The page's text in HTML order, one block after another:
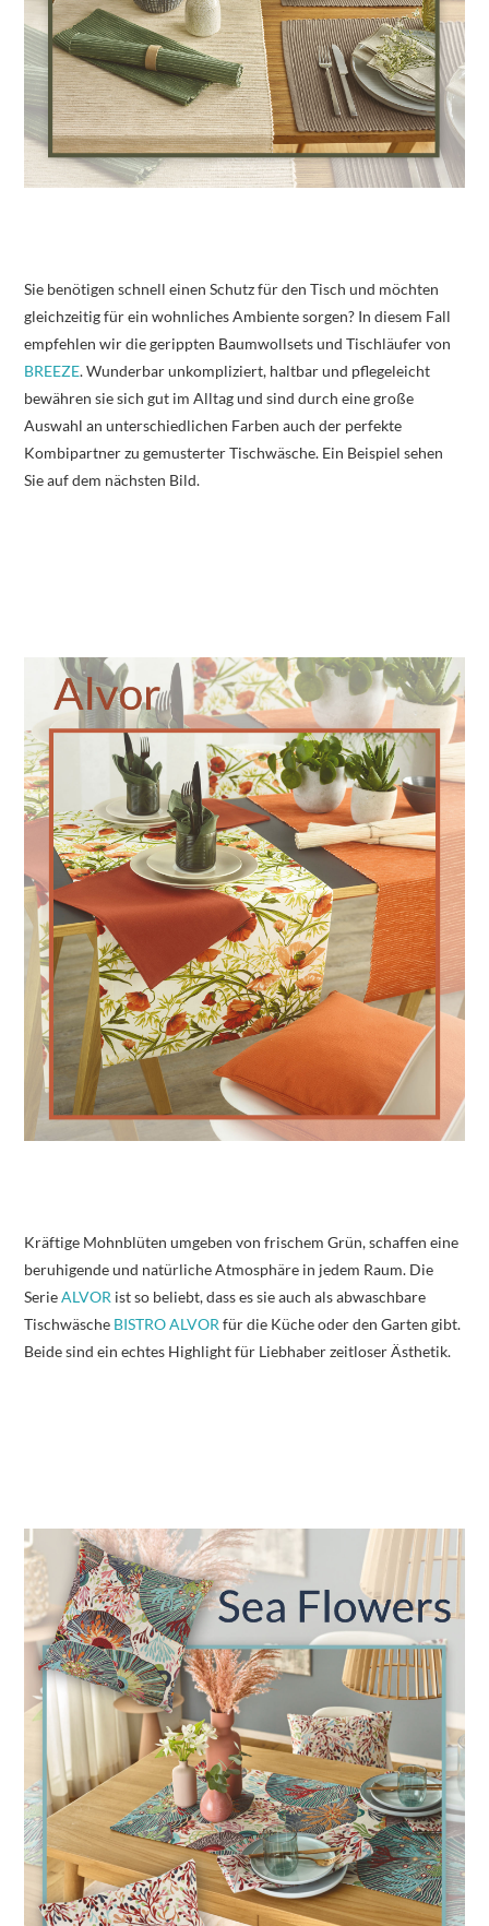
Sie benötigen schnell einen Schutz für den Tisch und möchten
gleichzeitig für ein wohnliches Ambiente sorgen? In diesem Fall
empfehlen wir die gerippten Baumwollsets und Tischläufer von
BREEZE. Wunderbar unkompliziert, haltbar und pflegeleicht
bewähren sie sich gut im Alltag und sind durch eine große
Auswahl an unterschiedlichen Farben auch der perfekte
Kombipartner zu gemusterter Tischwäsche. Ein Beispiel sehen
Sie auf dem nächsten Bild.
Kräftige Mohnblüten umgeben von frischem Grün, schaffen eine
beruhigende und natürliche Atmosphäre in jedem Raum. Die
SerieALVOR ist so beliebt, dass es sie auch als abwaschbare
Tischwäsche BISTRO ALVORfür die Küche oder den Garten gibt.
Beide sind ein echtes Highlight für Liebhaber zeitloser Ästhetik.